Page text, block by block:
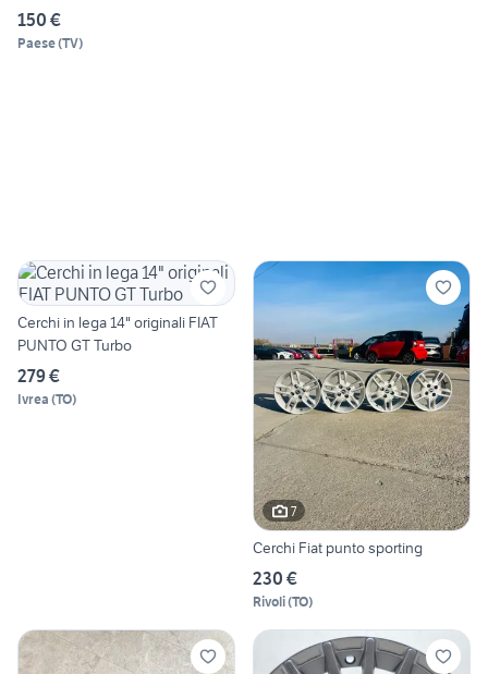
150 €
Paese(TV)
Cerchi in lega 14" originali FIAT
PUNTO GT Turbo
279 €
Ivrea (TO)
7
Cerchi Fiat punto sporting
230 €
Rivoli(TO)